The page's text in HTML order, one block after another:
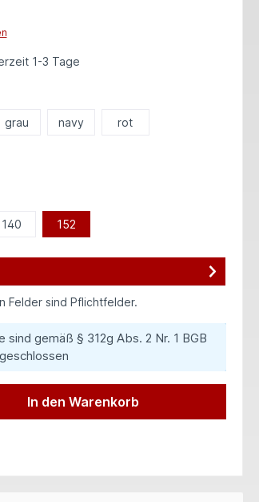
1-3 Tage
grau navy rot
140 152
Felder sind Pflichtfelder.
gemäß § 312g Abs. 2 Nr. 1 BGB
In den Warenkorb